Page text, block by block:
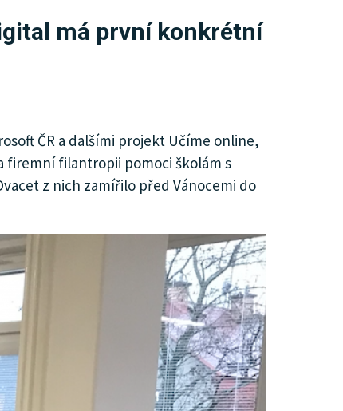
má první konkrétní
ČR a dalšími projekt Učíme online,
firemní filantropii pomoci školám s
z nich zamířilo před Vánocemi do